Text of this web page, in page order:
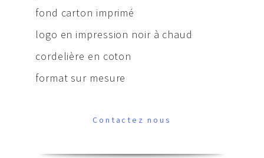
fond carton imprimé
logo en impression noir à chaud
cordelière en coton
format sur mesure
Contactez nous